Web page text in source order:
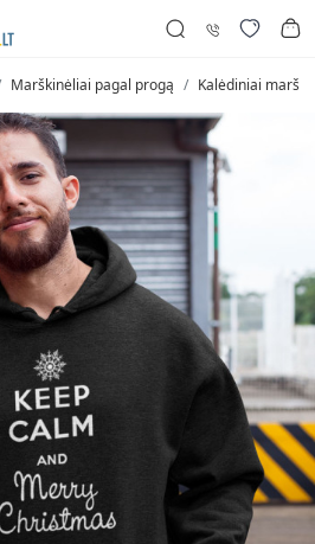
Marškinėliai pagal progą Kalėdiniai